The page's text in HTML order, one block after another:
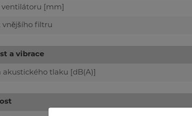
ventilátoru [mm]
vnějšího filtru
a vibrace
akustického tlaku [dB(A)]